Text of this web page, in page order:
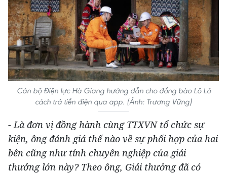
Cán bộ Điện lực Hà Giang hướng dẫn cho đồng bào Lô Lô
cách trả tiền điện qua app. (Ảnh: Trương Vững)
-Là đơn vị đồng hành cùng TTXVN tổ chức sự
kiện, ông đánh giá thế nào về sự phối hợp của hai
bên cũng như tính chuyên nghiệp của giải
thưởng lớn này? Theo ông, Giải thưởng đã có